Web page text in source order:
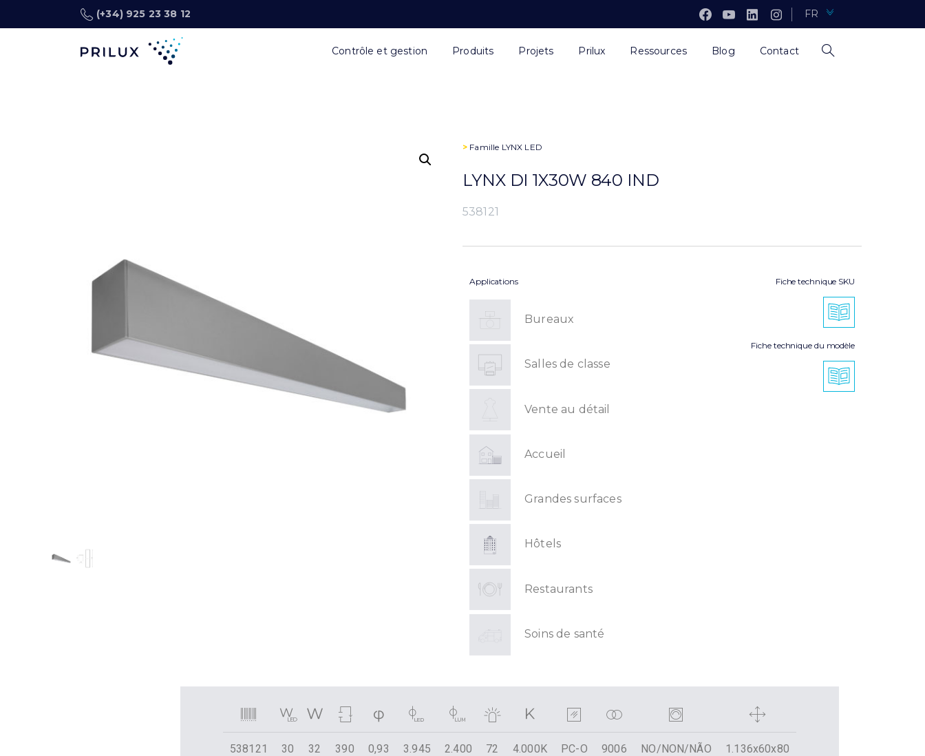
(+34) 925 23 38 12 FR
Contrôle et gestion Produits Projets Prilux Ressources Blog Contact
> Famille LYNX LED
LYNX DI 1X30W 840 IND
538121
Applications
Bureaux
Salles de classe
Vente au détail
Accueil
Grandes surfaces
Hôtels
Restaurants
Soins de santé
Fiche technique SKU
Fiche technique du modèle
538121 30 32 390 0,93 3.945 2.400 72 4.000K PC-O 9006 NO/NON/NÃO 1.136x60x80